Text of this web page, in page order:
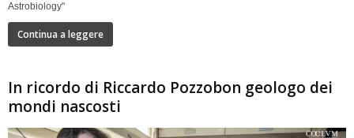
Astrobiology"
Continua a leggere
In ricordo di Riccardo Pozzobon geologo dei
mondi nascosti